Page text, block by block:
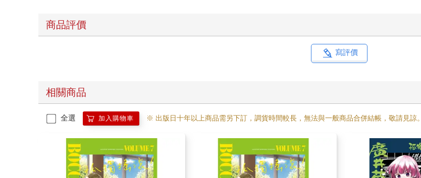
商品評價
寫評價
相關商品
全選 加入購物車 ※ 出版日十年以上商品需另下訂，調貨時間較長，無法與一般商品合併結帳，敬請見諒。